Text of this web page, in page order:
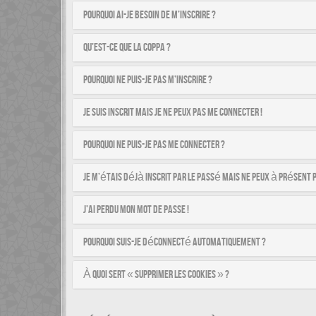
Pourquoi ai-je besoin de m’inscrire ?
Qu’est-ce que la COPPA ?
Pourquoi ne puis-je pas m’inscrire ?
Je suis inscrit mais je ne peux pas me connecter !
Pourquoi ne puis-je pas me connecter ?
Je m’étais déjà inscrit par le passé mais ne peux à présent
J’ai perdu mon mot de passe !
Pourquoi suis-je déconnecté automatiquement ?
À quoi sert « Supprimer les cookies » ?